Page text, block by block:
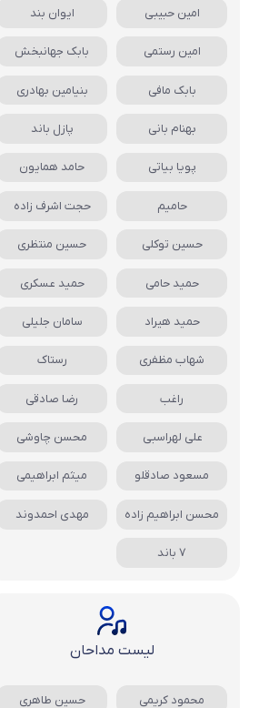
امین حبیبی ایوان بند
امین رستمی بابک جهانبخش
بابک مافی بنیامین بهادری
بهنام بانی پازل باند
پویا بیاتی حامد همایون
حامیم حجت اشرف زاده
حسین توکلی حسین منتظری
حمید حامی حمید عسکری
حمید هیراد سامان جلیلی
شهاب مظفری رستاک
راغب رضا صادقی
علی لهراسبی محسن چاوشی
مسعود صادقلو میثم ابراهیمی
محسن ابراهیم زاده مهدی احمدوند
7 باند
لیست مداحان
محمود کریمی حسین طاهری